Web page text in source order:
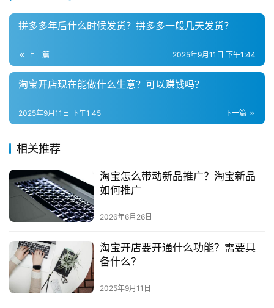
私
域
社
问
社
区
拼多多年后什么时候发货？拼多多一般几天发货？
上一篇 2025年9月11日 下午1:44
淘宝开店现在能做什么生意？可以赚钱吗？
下一篇
2025年9月11日 下午1:45
相关推荐
淘宝怎么带动新品推广？淘宝新品
如何推广
2026年6月26日
淘宝开店要开通什么功能？需要具
备什么？
2025年9月11日